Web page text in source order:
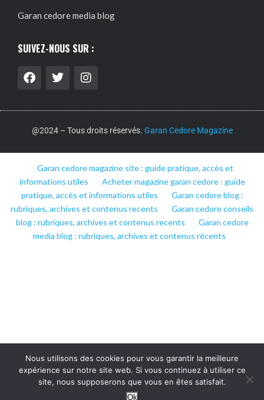
Garan cedore media blog
SUIVEZ-NOUS SUR :
@2024 – Tous droits réservés. Garan Cedore Magazine
Garan cedore magazine site : guide pratique, accès et
informations utiles
Acheter magazine garan cedore : guide
pratique, accès et informations utiles
Garan cedore blog :
rubriques, archives et contenus recents
Garan cedore conseils
blog : rubriques, archives et contenus recents
Garan cedore
media blog : rubriques, archives et contenus récents
Nous utilisons des cookies pour vous garantir la meilleure
expérience sur notre site web. Si vous continuez à utiliser ce
site, nous supposerons que vous en êtes satisfait.
Ok